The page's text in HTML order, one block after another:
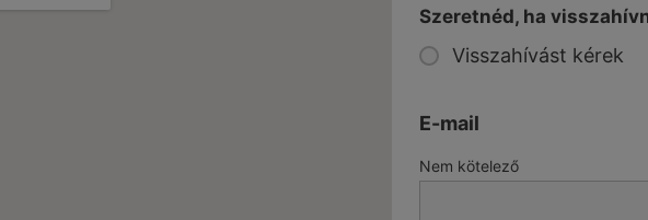
Szeretnéd, ha
Visszahívást kérek
E-mail
Nem kötelező